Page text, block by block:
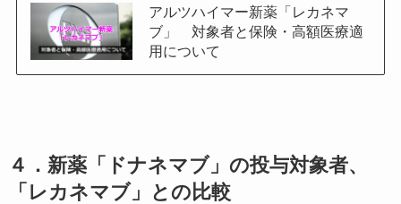
アルツハイマー新薬「レカネマ
ブ」 対象者と保険・高額医療適
用について
４．新薬「ドナネマブ」の投与対象者、
「レカネマブ」との比較